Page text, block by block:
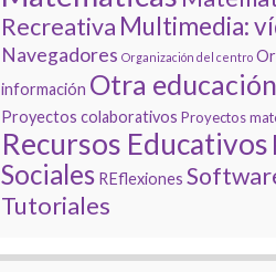
Recreativa Multimedia:
Navegadores Organización del centro
información Otra educación
Proyectos colaborativos Proyectos
Recursos Educativos
Sociales REflexiones
Tutoriales